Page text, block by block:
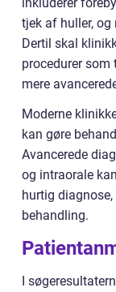
tjek af huller,
Dertil skal
procedurer
mere
Moderne
kan gøre
Avancerede
og intraorale
hurtig
behandling.
I